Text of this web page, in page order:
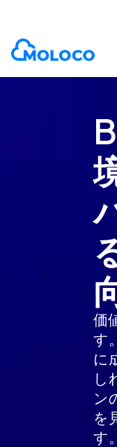
価
す
に
し
ン
を
す。